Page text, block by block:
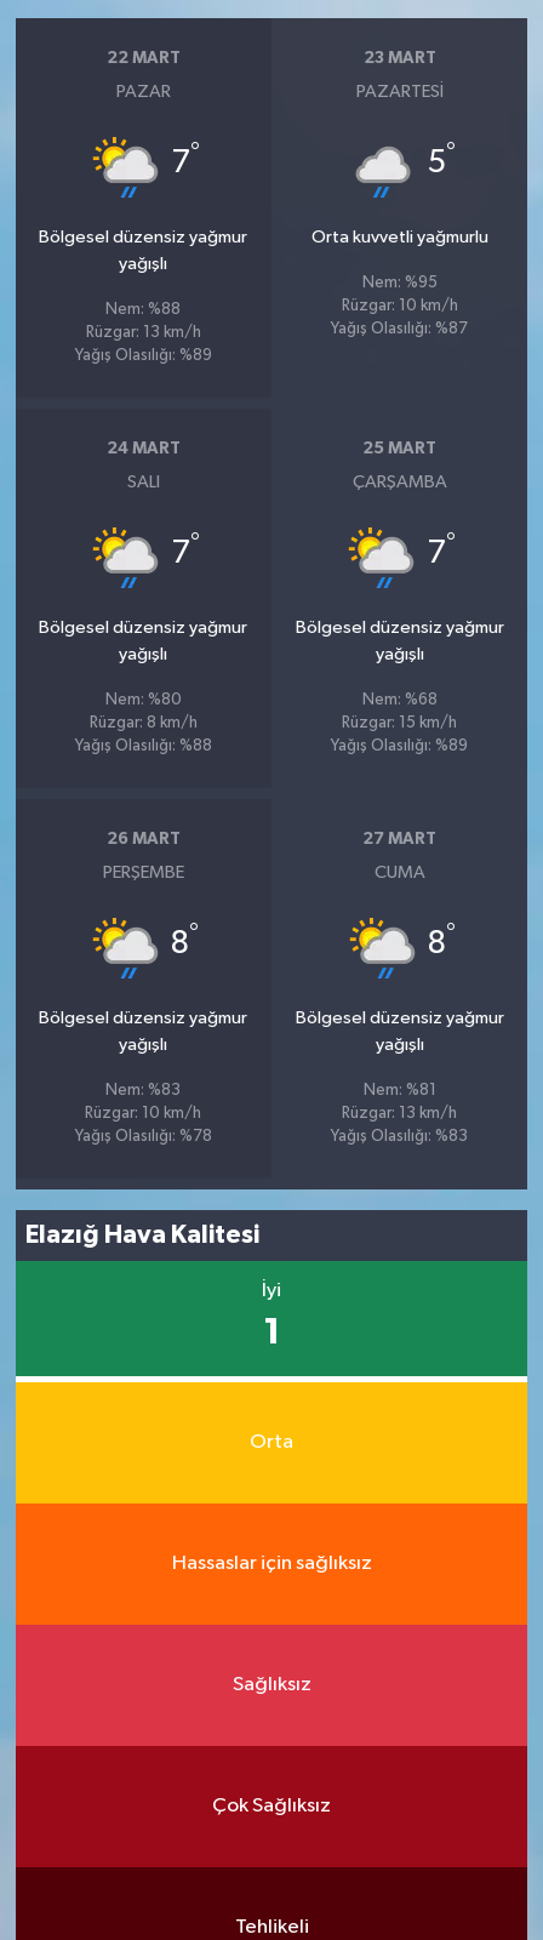
22 MART
PAZAR
7°
Bölgesel düzensiz yağmur
yağışlı
Nem: %88
Rüzgar: 13 km/h
Yağış Olasılığı: %89
23 MART
PAZARTESI
5°
Orta kuvvetli yağmurlu
Nem: %95
Rüzgar: 10 km/h
Yağış Olasılığı: %87
24 MART
SALI
7°
Bölgesel düzensiz yağmur
yağışlı
Nem: %80
Rüzgar: 8 km/h
Yağış Olasılığı: %88
25 MART
ÇARŞAMBA
7°
Bölgesel düzensiz yağmur
yağışlı
Nem: %68
Rüzgar: 15 km/h
Yağış Olasılığı: %89
26 MART
PERŞEMBE
8°
Bölgesel düzensiz yağmur
yağışlı
Nem: %83
Rüzgar: 10 km/h
Yağış Olasılığı: %78
27 MART
CUMA
8°
Bölgesel düzensiz yağmur
yağışlı
Nem: %81
Rüzgar: 13 km/h
Yağış Olasılığı: %83
Elazığ Hava Kalitesi
İyi
1
Orta
Hassaslar için sağlıksız
Sağlıksız
Çok Sağlıksız
Tehlikeli